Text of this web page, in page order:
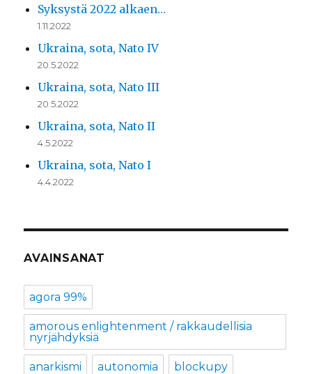
Syksystä 2022 alkaen…
1.11.2022
Ukraina, sota, Nato IV
20.5.2022
Ukraina, sota, Nato III
20.5.2022
Ukraina, sota, Nato II
4.5.2022
Ukraina, sota, Nato I
4.4.2022
AVAINSANAT
agora 99%
amorous enlightenment / rakkaudellisia
nyrjähdyksiä
anarkismi autonomia blockupy